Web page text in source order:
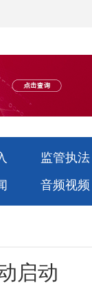
监管执法
音频视频
启动